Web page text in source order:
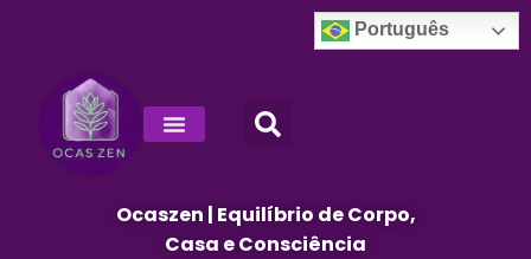
Português
Ocaszen | Equilíbrio de Corpo,
Casa e Consciência